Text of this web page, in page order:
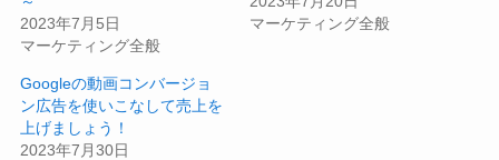
2023年7月5日
マーケティング全般
マーケティング全般
Googleの動画コンバージョ
ン広告を使いこなして売上を
上げましょう！
2023年7月30日